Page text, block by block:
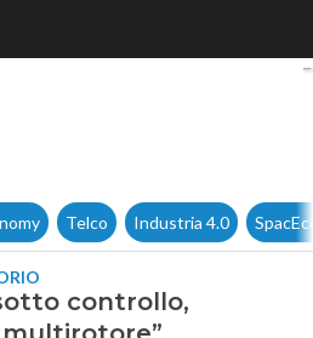
e slavine sotto
Telco Industria 4.0
controllo,